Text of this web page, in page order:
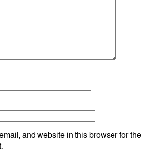
and website in this browser for the